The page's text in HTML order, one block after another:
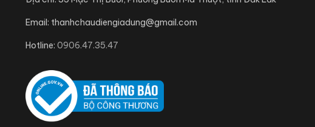
Email: thanhchaudiengiadung@gmail.com
Hotline: 0906.47.35.47